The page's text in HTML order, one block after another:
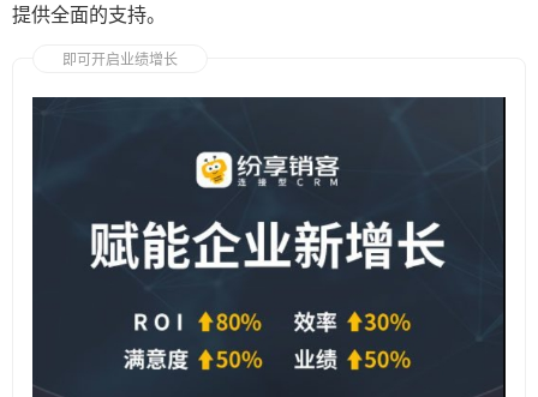
提供全面的支持。
即可开启业绩增长